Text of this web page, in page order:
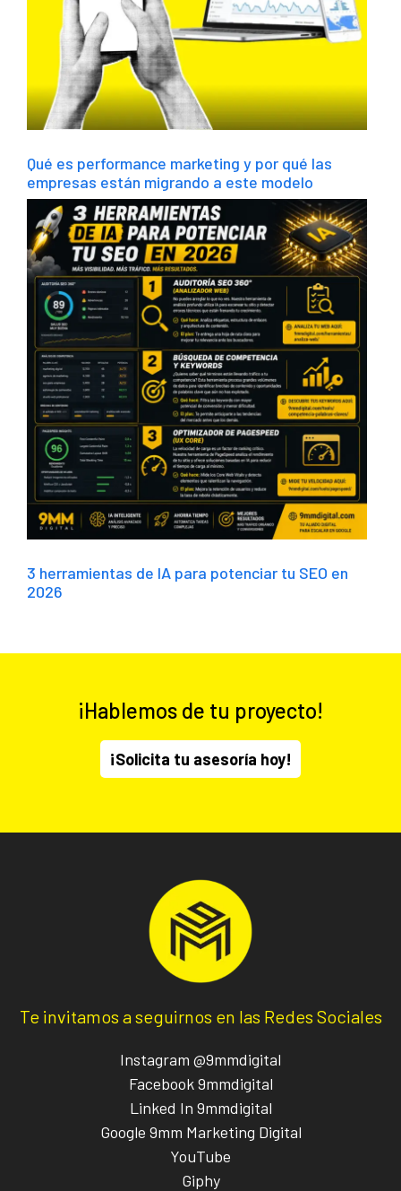
Qué es performance marketing y por qué las
empresas están migrando a este modelo
3 herramientas de IA para potenciar tu SEO en
2026
¡Hablemos de tu proyecto!
¡Solicita tu asesoría hoy!
Te invitamos a seguirnos en las Redes Sociales
Instagram @9mmdigital
Facebook 9mmdigital
Linked In 9mmdigital
Google 9mm Marketing Digital
YouTube
Giphy